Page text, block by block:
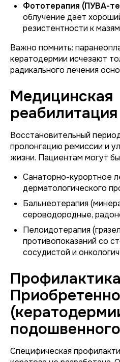
Фототерапия (ПУВА-
облучение дает
резистентности к
Важно помнить:
кератодермии исчезают
радикального лечения
Медицинская
реабилитация
Восстановительный
пролонгацию ремиссии и
жизни. Пациентам могут
Санаторно-курортное
дерматологического
Бальнеотерапия
сероводородные,
Пелоидотерапия
противопоказаний со
сосудистой и
Профилактика
подошвенного
Специфическая